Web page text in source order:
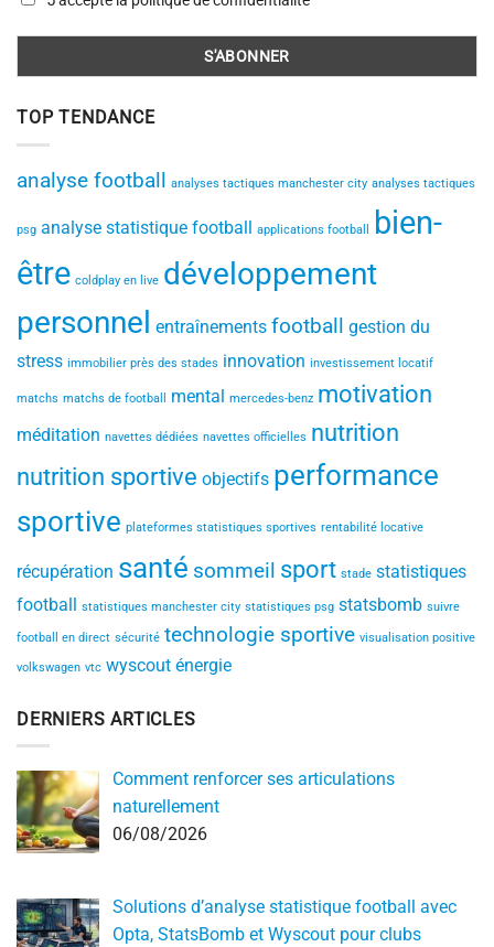
TOP TENDANCE
analyse football analyses tactiques manchester city analyses tactiques
psg analyse statistique football applications football
bien-
être coldplay en live développement
personnel entraînements football gestion du
stress immobilier près des stades innovation investissement locatif
matchs matchs de football mental mercedes-benz motivation
méditation navettes dédiées navettes officielles nutrition
nutrition sportive objectifs performance
sportive plateformes statistiques sportives rentabilité locative
récupération santé sommeil sport stade statistiques
football statistiques manchester city statistiques psg statsbomb suivre
football en direct sécurité technologie sportive visualisation positive
volkswagen vtc wyscout énergie
DERNIERS ARTICLES
Comment renforcer ses articulations
naturellement
06/08/2026
Solutions d’analyse statistique football avec
Opta, StatsBomb et Wyscout pour clubs